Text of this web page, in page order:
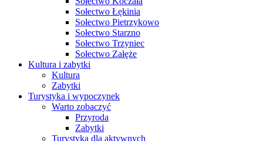
Sołectwo Łękinia
Sołectwo Pietrzykowo
Sołectwo Starzno
Sołectwo Trzyniec
Sołectwo Załęże
Kultura i zabytki
Kultura
Zabytki
Turystyka i wypoczynek
Warto zobaczyć
Przyroda
Zabytki
Turystyka dla aktywnych